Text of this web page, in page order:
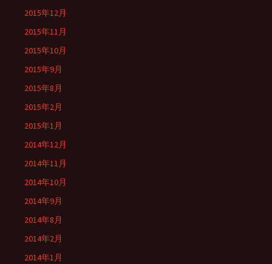
2015年12月
2015年11月
2015年10月
2015年9月
2015年8月
2015年2月
2015年1月
2014年12月
2014年11月
2014年10月
2014年9月
2014年8月
2014年2月
2014年1月